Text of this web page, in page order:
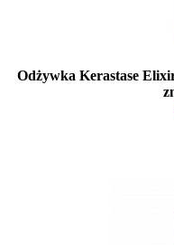
Odżywka Kerastase